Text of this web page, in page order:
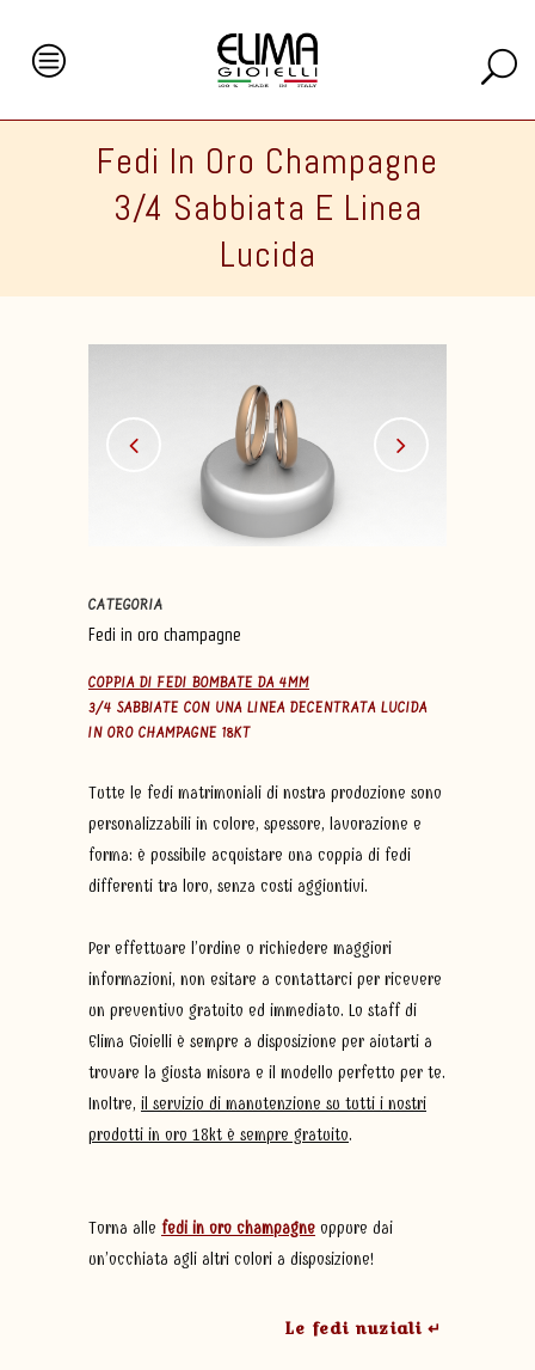
Fedi In Oro Champagne
3/4 Sabbiata E Linea
Lucida
CATEGORIA
Fedi in oro champagne
COPPIA DI FEDI BOMBATE DA 4MM
3/4 SABBIATE CON UNA LINEA DECENTRATA LUCIDA
IN ORO CHAMPAGNE 18KT
Tutte le fedi matrimoniali di nostra produzione sono
personalizzabili in colore, spessore, lavorazione e
forma: è possibile acquistare una coppia di fedi
differenti tra loro, senza costi aggiuntivi.
Per effettuare l’ordine o richiedere maggiori
informazioni, non esitare a contattarci per ricevere
un preventivo gratuito ed immediato. Lo staff di
Elima Gioielli è sempre a disposizione per aiutarti a
trovare la giusta misura e il modello perfetto per te.
Inoltre, il servizio di manutenzione su tutti i nostri
prodotti in oro 18kt è sempre gratuito.
Torna alle fedi in oro champagne oppure dai
un’occhiata agli altri colori a disposizione!
Le fedi nuziali ↵